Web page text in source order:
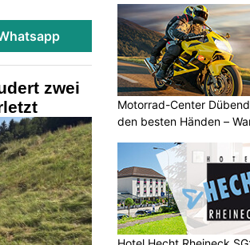
zwei
Motorrad-Center
den besten Händen –